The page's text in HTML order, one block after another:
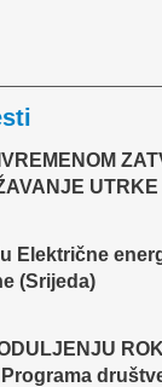
Električne
(Srijeda)